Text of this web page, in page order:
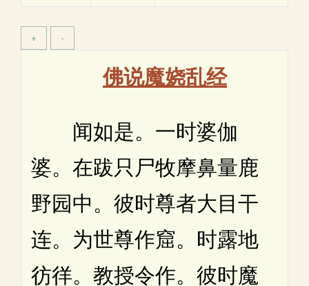
佛说魔娆乱经
闻如是。一时婆伽
婆。在跋只尸牧摩鼻量鹿
野园中。彼时尊者大目干
连。为世尊作窟。时露地
彷徉。教授令作。彼时魔